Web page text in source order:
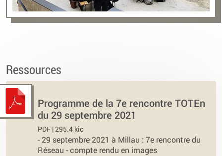
Ressources
Programme de la 7e rencontre TOTEn
du 29 septembre 2021
PDF | 295.4 kio
-29 septembre 2021 à Millau : 7e rencontre du
Réseau - compte rendu en images